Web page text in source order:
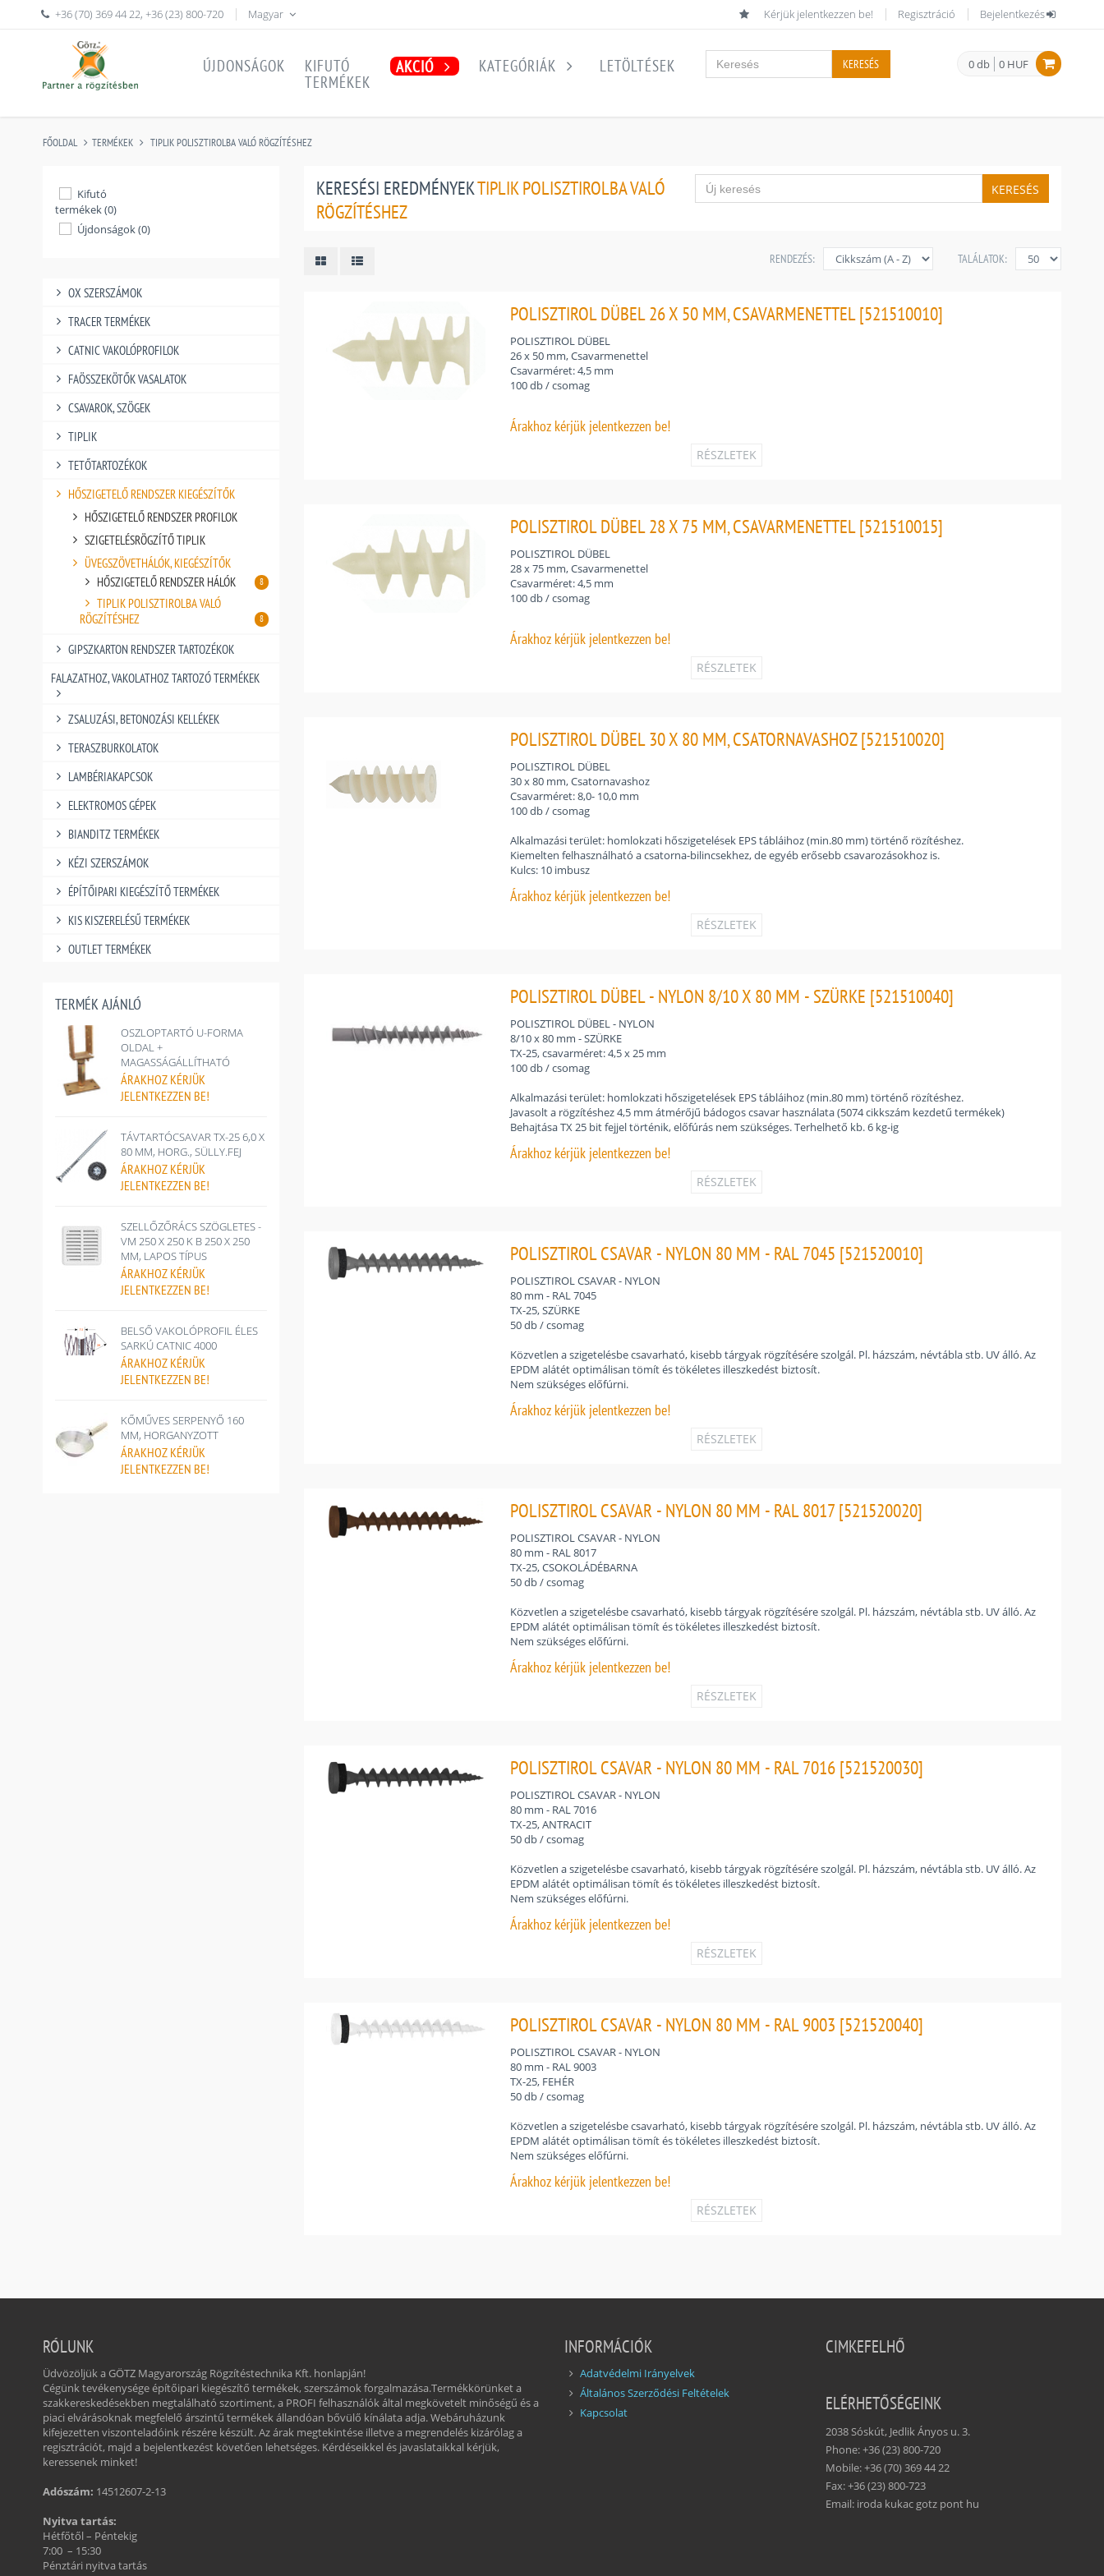
+36 (70) 369 44 22,+36 (23) 800-720 Magyar Kérjük jelentkezzen be! Regisztráció Bejelentkezés
0 db 0 HUF
ÚJDONSÁGOK
KIFUTÓ
TERMÉKEK
AKCIÓ KATEGÓRIÁK LETÖLTÉSEK KERESÉS
FŐOLDAL TERMÉKEK TIPLIK POLISZTIROLBA VALÓ RÖGZÍTÉSHEZ
Kifutó
termékek (0)
Újdonságok (0)
OX SZERSZÁMOK
TRACER TERMÉKEK
CATNIC VAKOLÓPROFILOK
FAÖSSZEKÖTŐK VASALATOK
CSAVAROK, SZÖGEK
TIPLIK
TETŐTARTOZÉKOK
HŐSZIGETELŐ RENDSZER KIEGÉSZÍTŐK
HŐSZIGETELŐ RENDSZER PROFILOK
SZIGETELÉSRÖGZÍTŐ TIPLIK
ÜVEGSZÖVETHÁLÓK, KIEGÉSZÍTŐK
HŐSZIGETELŐ RENDSZER HÁLÓK
8
TIPLIK POLISZTIROLBA VALÓ
RÖGZÍTÉSHEZ
8
GIPSZKARTON RENDSZER TARTOZÉKOK
FALAZATHOZ, VAKOLATHOZ TARTOZÓ TERMÉKEK
ZSALUZÁSI, BETONOZÁSI KELLÉKEK
TERASZBURKOLATOK
LAMBÉRIAKAPCSOK
ELEKTROMOS GÉPEK
BIANDITZ TERMÉKEK
KÉZI SZERSZÁMOK
ÉPÍTŐIPARI KIEGÉSZÍTŐ TERMÉKEK
KIS KISZERELÉSŰ TERMÉKEK
OUTLET TERMÉKEK
TERMÉK AJÁNLÓ
OSZLOPTARTÓ U-FORMA
OLDAL +
MAGASSÁGÁLLÍTHATÓ
ÁRAKHOZ KÉRJÜK
JELENTKEZZEN BE!
TÁVTARTÓCSAVAR TX-25 6,0 X
80 MM, HORG., SÜLLY.FEJ
ÁRAKHOZ KÉRJÜK
JELENTKEZZEN BE!
SZELLŐZŐRÁCS SZÖGLETES -
VM 250 X 250 K B 250 X 250
MM, LAPOS TÍPUS
ÁRAKHOZ KÉRJÜK
JELENTKEZZEN BE!
BELSŐ VAKOLÓPROFIL ÉLES
SARKÚ CATNIC 4000
ÁRAKHOZ KÉRJÜK
JELENTKEZZEN BE!
KŐMŰVES SERPENYŐ 160
MM, HORGANYZOTT
ÁRAKHOZ KÉRJÜK
JELENTKEZZEN BE!
KERESÉSI EREDMÉNYEKTIPLIK POLISZTIROLBA VALÓ
RÖGZÍTÉSHEZ
KERESÉS
TALÁLATOK:
RENDEZÉS:
POLISZTIROL DÜBEL 26 X 50 MM, CSAVARMENETTEL [521510010]
POLISZTIROL DÜBEL
26 x 50 mm, Csavarmenettel
Csavarméret: 4,5 mm
100 db / csomag
Árakhoz kérjük jelentkezzen be!
RÉSZLETEK
POLISZTIROL DÜBEL 28 X 75 MM, CSAVARMENETTEL [521510015]
POLISZTIROL DÜBEL
28 x 75 mm, Csavarmenettel
Csavarméret: 4,5 mm
100 db / csomag
Árakhoz kérjük jelentkezzen be!
RÉSZLETEK
POLISZTIROL DÜBEL 30 X 80 MM, CSATORNAVASHOZ [521510020]
POLISZTIROL DÜBEL
30 x 80 mm, Csatornavashoz
Csavarméret: 8,0- 10,0 mm
100 db / csomag
Alkalmazási terület: homlokzati hőszigetelések EPS tábláihoz (min.80 mm) történő rözítéshez.
Kiemelten felhasználható a csatorna-bilincsekhez, de egyéb erősebb csavarozásokhoz is.
Kulcs: 10 imbusz
Árakhoz kérjük jelentkezzen be!
RÉSZLETEK
POLISZTIROL DÜBEL - NYLON 8/10 X 80 MM - SZÜRKE [521510040]
POLISZTIROL DÜBEL - NYLON
8/10 x 80 mm - SZÜRKE
TX-25, csavarméret: 4,5 x 25 mm
100 db / csomag
Alkalmazási terület: homlokzati hőszigetelések EPS tábláihoz (min.80 mm) történő rözítéshez.
Javasolt a rögzítéshez 4,5 mm átmérőjű bádogos csavar használata (5074 cikkszám kezdetű termékek)
Behajtása TX 25 bit fejjel történik, előfúrás nem szükséges. Terhelhető kb. 6 kg-ig
Árakhoz kérjük jelentkezzen be!
RÉSZLETEK
POLISZTIROL CSAVAR - NYLON 80 MM - RAL 7045 [521520010]
POLISZTIROL CSAVAR - NYLON
80 mm - RAL 7045
TX-25, SZÜRKE
50 db / csomag
Közvetlen a szigetelésbe csavarható, kisebb tárgyak rögzítésére szolgál. Pl. házszám, névtábla stb. UV álló. Az
EPDM alátét optimálisan tömít és tökéletes illeszkedést biztosít.
Nem szükséges előfúrni.
Árakhoz kérjük jelentkezzen be!
RÉSZLETEK
POLISZTIROL CSAVAR - NYLON 80 MM - RAL 8017 [521520020]
POLISZTIROL CSAVAR - NYLON
80 mm - RAL 8017
TX-25, CSOKOLÁDÉBARNA
50 db / csomag
Közvetlen a szigetelésbe csavarható, kisebb tárgyak rögzítésére szolgál. Pl. házszám, névtábla stb. UV álló. Az
EPDM alátét optimálisan tömít és tökéletes illeszkedést biztosít.
Nem szükséges előfúrni.
Árakhoz kérjük jelentkezzen be!
RÉSZLETEK
POLISZTIROL CSAVAR - NYLON 80 MM - RAL 7016 [521520030]
POLISZTIROL CSAVAR - NYLON
80 mm - RAL 7016
TX-25, ANTRACIT
50 db / csomag
Közvetlen a szigetelésbe csavarható, kisebb tárgyak rögzítésére szolgál. Pl. házszám, névtábla stb. UV álló. Az
EPDM alátét optimálisan tömít és tökéletes illeszkedést biztosít.
Nem szükséges előfúrni.
Árakhoz kérjük jelentkezzen be!
RÉSZLETEK
POLISZTIROL CSAVAR - NYLON 80 MM - RAL 9003 [521520040]
POLISZTIROL CSAVAR - NYLON
80 mm - RAL 9003
TX-25, FEHÉR
50 db / csomag
Közvetlen a szigetelésbe csavarható, kisebb tárgyak rögzítésére szolgál. Pl. házszám, névtábla stb. UV álló. Az
EPDM alátét optimálisan tömít és tökéletes illeszkedést biztosít.
Nem szükséges előfúrni.
Árakhoz kérjük jelentkezzen be!
RÉSZLETEK
RÓLUNK
Üdvözöljük a GÖTZ Magyarország Rögzítéstechnika Kft. honlapján!
Cégünk tevékenysége építőipari kiegészítő termékek, szerszámok forgalmazása.Termékkörünket a
szakkereskedésekben megtalálható szortiment, a PROFI felhasználók által megkövetelt minőségű és a
piaci elvárásoknak megfelelő árszintű termékek állandóan bővülő kínálata adja. Webáruházunk
kifejezetten viszonteladóink részére készült. Az árak megtekintése illetve a megrendelés kizárólag a
regisztrációt, majd a bejelentkezést követően lehetséges. Kérdéseikkel és javaslataikkal kérjük,
keressenek minket!
Adószám: 14512607-2-13
Nyitva tartás:
Hétfőtől – Péntekig
7:00 – 15:30
Pénztári nyitva tartás
INFORMÁCIÓK
Adatvédelmi Irányelvek
Általános Szerződési Feltételek
Kapcsolat
CIMKEFELHŐ
ELÉRHETŐSÉGEINK
2038 Sóskút, Jedlik Ányos u. 3.
Phone: +36 (23) 800-720
Mobile: +36 (70) 369 44 22
Fax: +36 (23) 800-723
Email: iroda kukac gotz pont hu